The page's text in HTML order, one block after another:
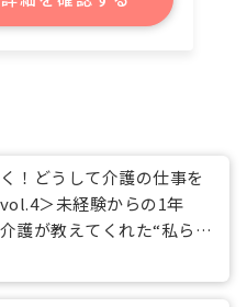
！どうして介護の仕事を
＞未経験からの1年
護が教えてくれた“私らし